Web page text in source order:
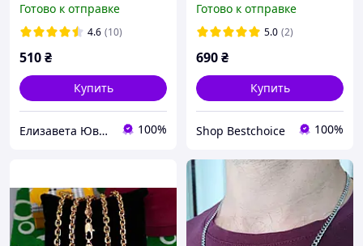
Медицинское золото
Готово к отправке
4.6 (10)
510₴
Купить
Елизавета Ювелирная бижутерия 100%
качественная
медицинская сталь
Готово к отправке
5.0 (2)
690₴
Купить
Shop Bestchoiсe 100%